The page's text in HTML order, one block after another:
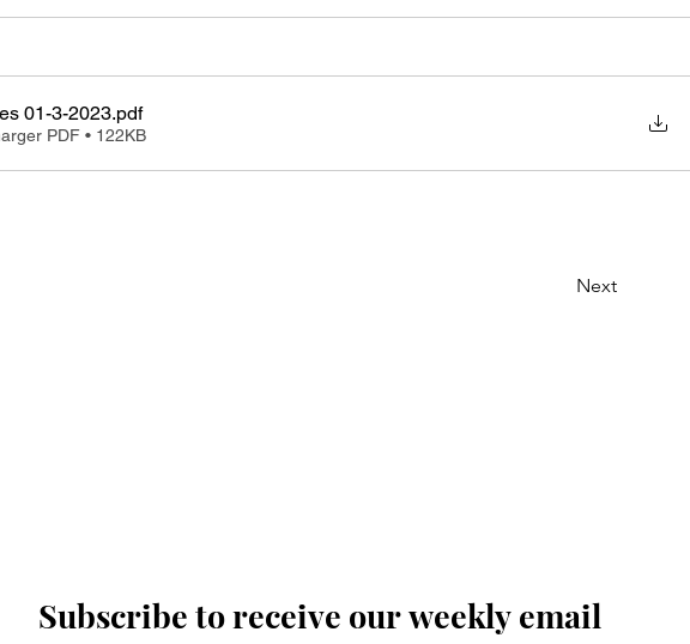
01-3-2023.pdf
PDF • 122KB
Next
Subscribe to receive our weekly email